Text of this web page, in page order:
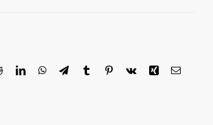
RedditLinkedInWhatsApp
Telegram
TumblrPinterest
Vk Xing